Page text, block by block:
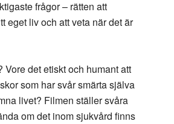
frågor – rätten att
eget liv och att veta när det är
Vore det etiskt och humant att
som har svår smärta själva
livet? Filmen ställer svåra
om det inom sjukvård finns